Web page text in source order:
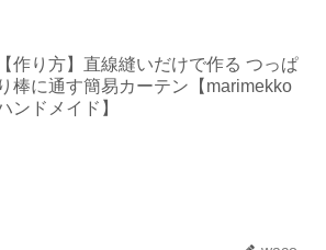
【作り方】直線縫いだけで作る つっぱ
り棒に通す簡易カーテン【marimekko
ンドメイド】